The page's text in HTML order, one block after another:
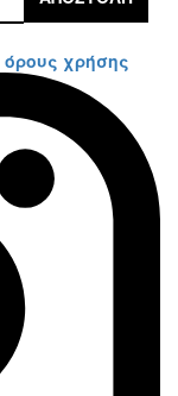
όρους χρήσης